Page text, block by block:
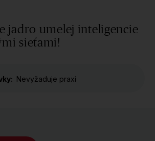
jadro umelej inteligencie
sieťami!
Nevyžaduje praxi